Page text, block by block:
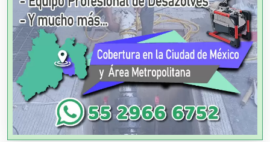
Alarmas
Albercas
Alimentos